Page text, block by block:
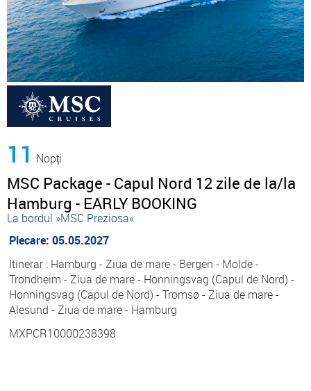
11 Nopți
MSC Package - Capul Nord 12 zile de la/la
Hamburg - EARLY BOOKING
La bordul »MSC Preziosa«
Plecare: 05.05.2027
Itinerar : Hamburg - Ziua de mare - Bergen - Molde -
Trondheim - Ziua de mare - Honningsvag (Capul de Nord) -
Honningsvag (Capul de Nord) - Tromsø - Ziua de mare -
Alesund - Ziua de mare - Hamburg
MXPCR10000238398